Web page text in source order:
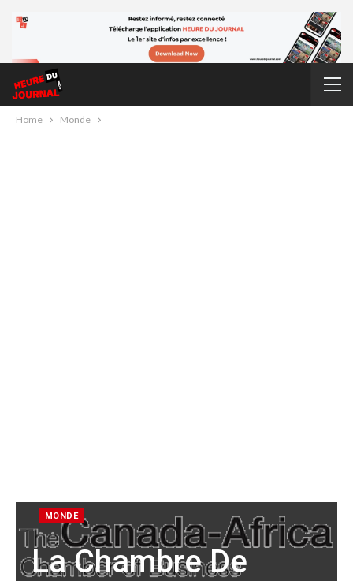
Home Monde
MONDE
La Chambre De